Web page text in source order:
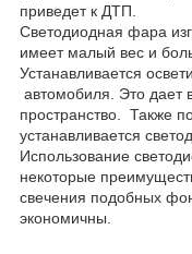
приведет к ДТП.
Светодиодная фара
имеет малый вес и
Устанавливается
автомобиля. Это дает
пространство. Также
устанавливается
Использование
некоторые
свечения подобных
экономичны.